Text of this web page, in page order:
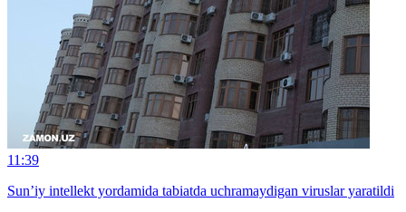
11:39
Sun’iy intellekt yordamida tabiatda uchramaydigan viruslar yaratildi